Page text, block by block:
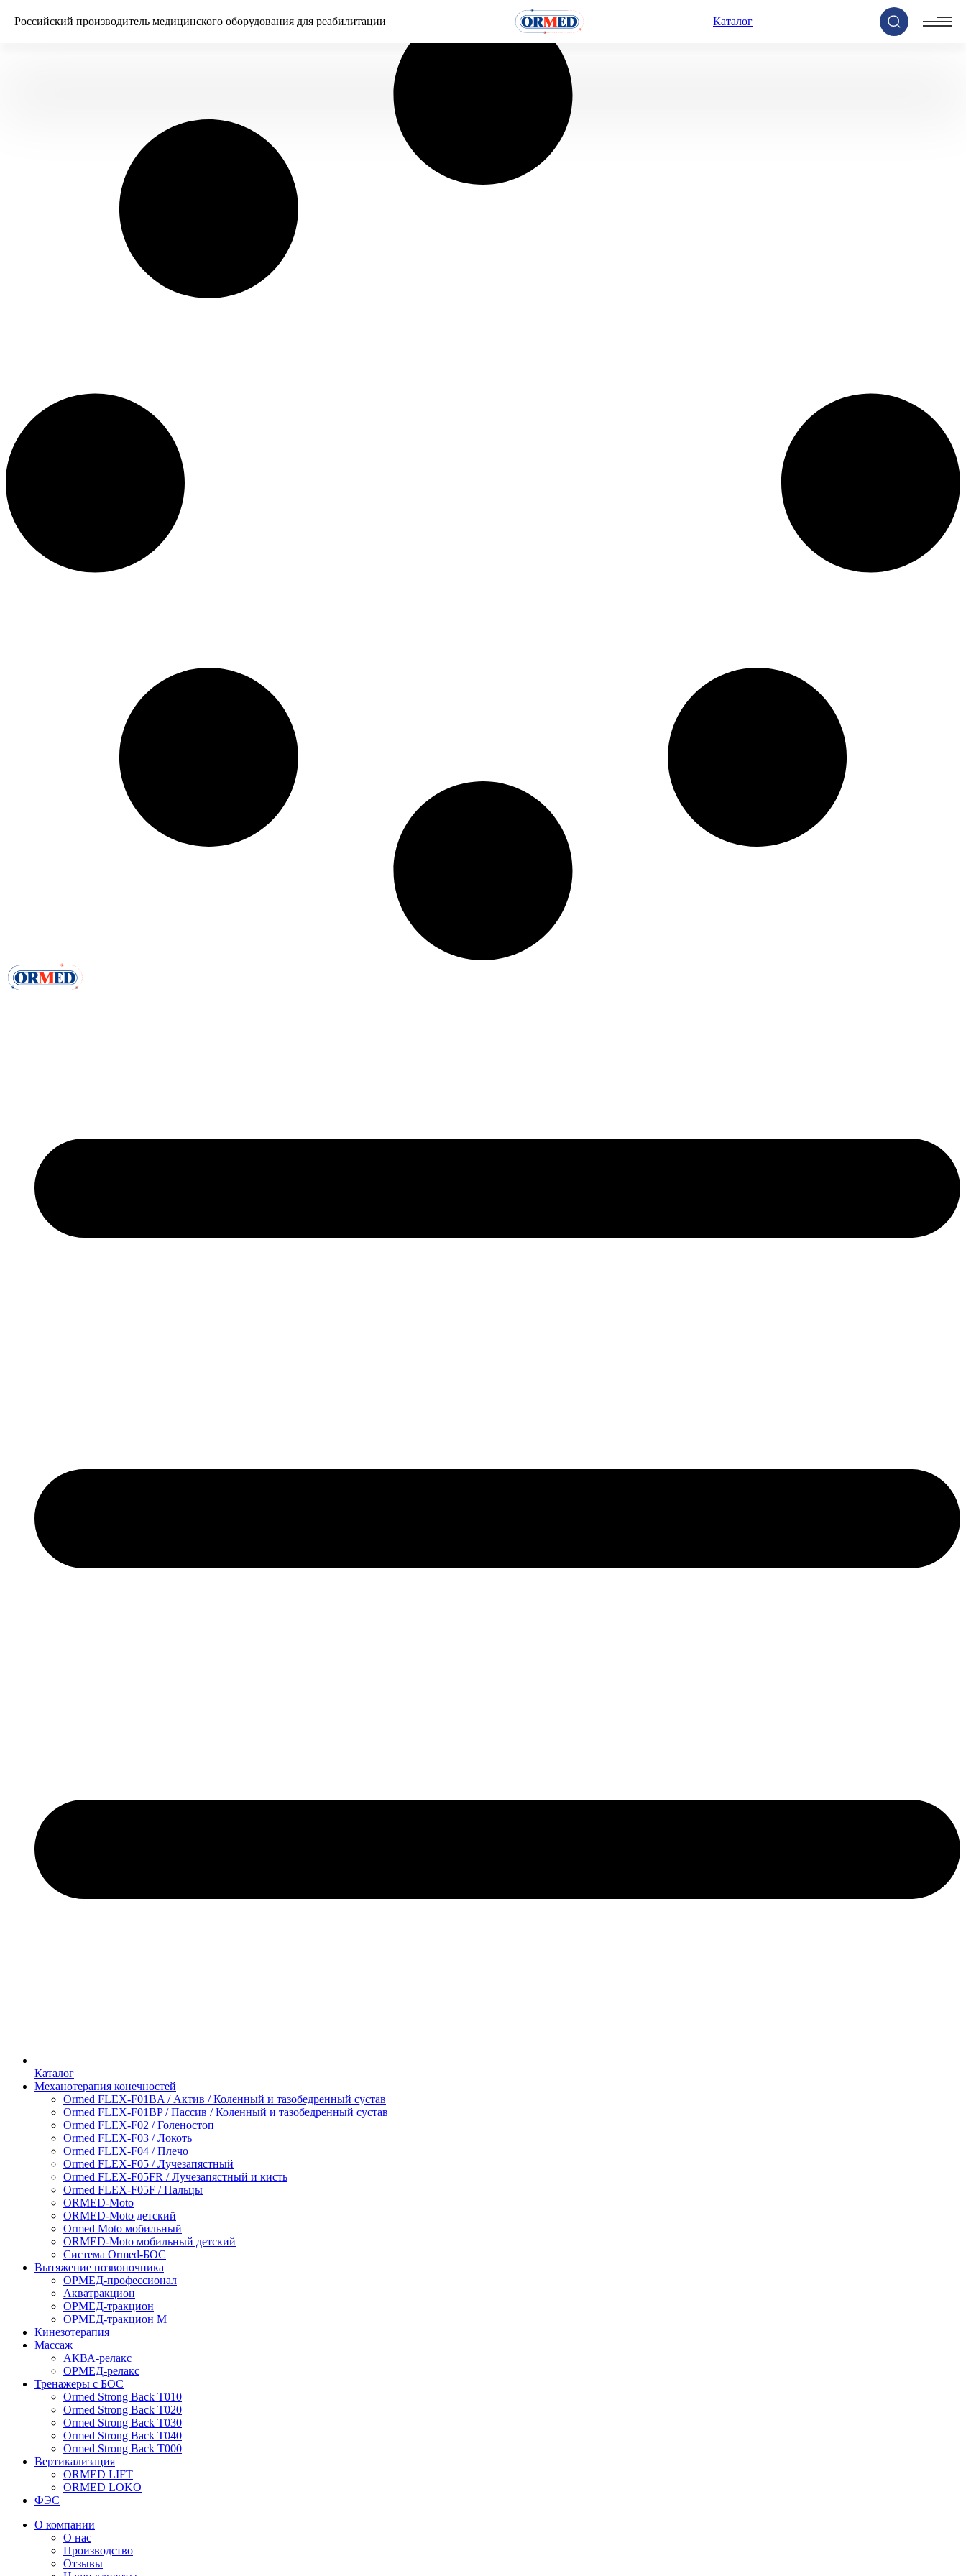
Каталог
Механотерапия конечностей
Ormed FLEX-F01BA / Актив / Коленный и тазобедренный сустав
Ormed FLEX-F01BP / Пассив / Коленный и тазобедренный сустав
Ormed FLEX-F02 / Голеностоп
Ormed FLEX-F03 / Локоть
Ormed FLEX-F04 / Плечо
Ormed FLEX-F05 / Лучезапястный
Ormed FLEX-F05FR / Лучезапястный и кисть
Ormed FLEX-F05F / Пальцы
ORMED-Moto
ORMED-Moto детский
Ormed Moto мобильный
ORMED-Moto мобильный детский
Система Ormed-БОС
Вытяжение позвоночника
ОРМЕД-профессионал
Акватракцион
ОРМЕД-тракцион
ОРМЕД-тракцион М
Кинезотерапия
Массаж
АКВА-релакс
ОРМЕД-релакс
Тренажеры с БОС
Ormed Strong Back Т010
Ormed Strong Back Т020
Ormed Strong Back Т030
Ormed Strong Back Т040
Ormed Strong Back Т000
Вертикализация
ORMED LIFT
ORMED LOKO
ФЭС
О компании
О нас
Производство
Отзывы
Российский производитель медицинского оборудования для реабилитации Каталог